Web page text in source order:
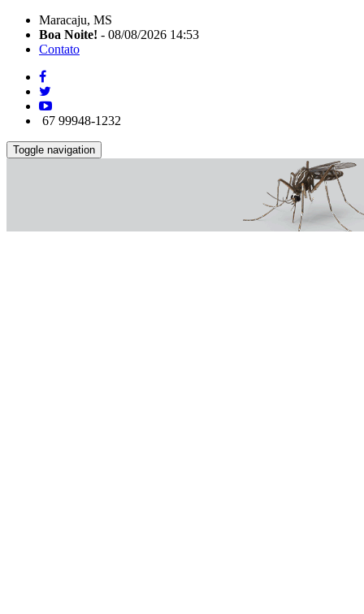
Maracaju, MS
Boa Noite! - 08/08/2026 14:53
Contato
67 99948-1232
Toggle navigation